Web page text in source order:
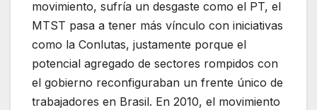
movimiento, sufría un desgaste como el PT, el
MTST pasa a tener más vínculo con iniciativas
como la Conlutas, justamente porque el
potencial agregado de sectores rompidos con
el gobierno reconfiguraban un frente único de
trabajadores en Brasil. En 2010, el movimiento